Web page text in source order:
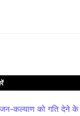
कल्याण को गति देने